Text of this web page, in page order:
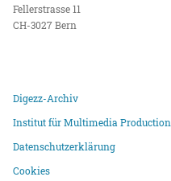
Fellerstrasse 11
CH-3027 Bern
Digezz-Archiv
Institut für Multimedia Production
Datenschutzerklärung
Cookies